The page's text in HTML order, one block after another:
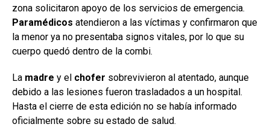
zona solicitaron apoyo de los servicios de emergencia.
Paramédicos atendieron a las víctimas y confirmaron que
la menor ya no presentaba signos vitales, por lo que su
cuerpo quedó dentro de la combi.
La madre y el chofer sobrevivieron al atentado, aunque
debido a las lesiones fueron trasladados a un hospital.
Hasta el cierre de esta edición no se había informado
oficialmente sobre su estado de salud.